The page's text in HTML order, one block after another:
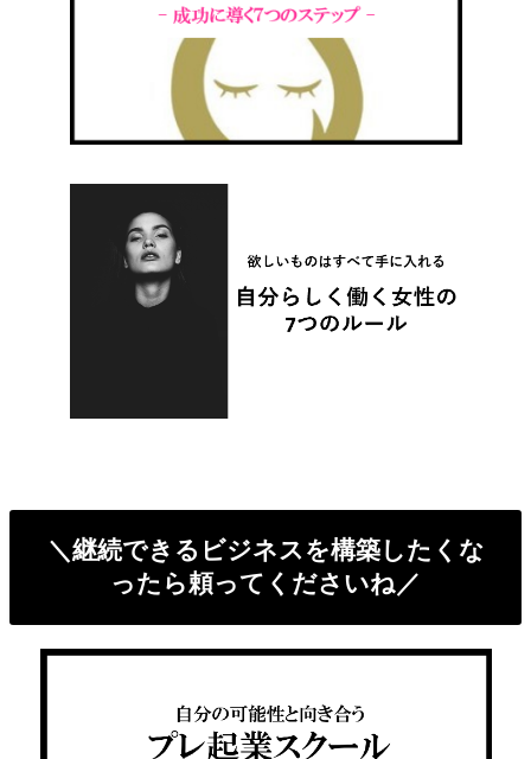
＼継続できるビジネスを構築したくな
ったら頼ってくださいね／